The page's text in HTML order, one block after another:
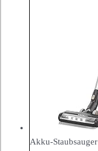
Akku-Staubsauger